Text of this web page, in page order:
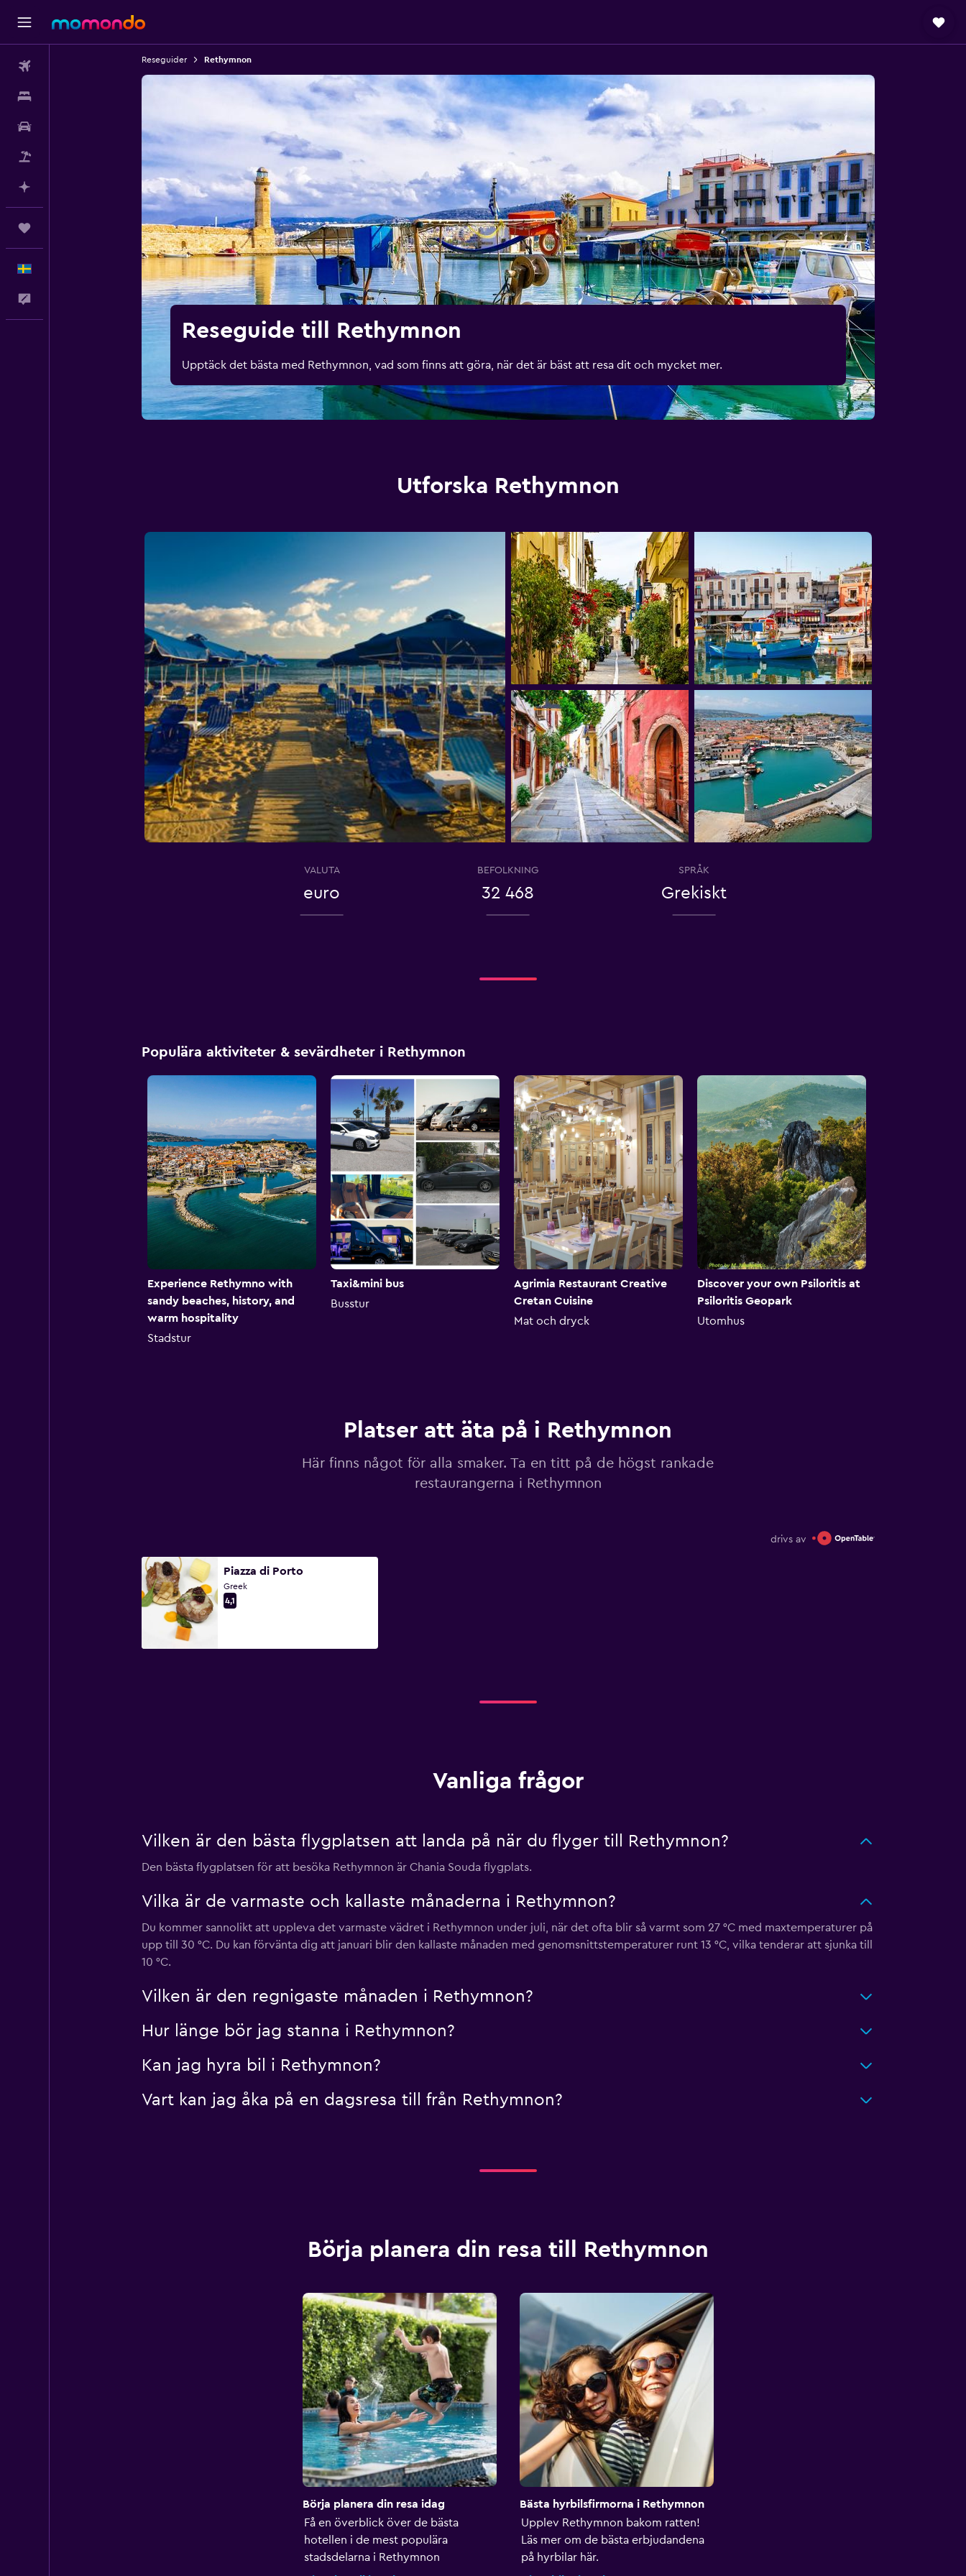
Reseguider Rethymnon
Reseguide till Rethymnon
Upptäck det bästa med Rethymnon, vad som finns att göra, när det är bäst att resa dit och mycket mer.
Utforska Rethymnon
VALUTA
euro
BEFOLKNING
32 468
SPRÅK
Grekiskt
Populära aktiviteter & sevärdheter i Rethymnon
Experience Rethymno with
sandy beaches, history, and
warm hospitality
Stadstur
Taxi&mini bus
Busstur
Agrimia Restaurant Creative
Cretan Cuisine
Mat och dryck
Discover your own Psiloritis at
Psiloritis Geopark
Utomhus
Platser att äta på i Rethymnon
Här finns något för alla smaker. Ta en titt på de högst rankade
restaurangerna i Rethymnon
drivs av
Piazza di Porto
Greek
4,1
Vanliga frågor
Vilken är den bästa flygplatsen att landa på när du flyger till Rethymnon?
Den bästa flygplatsen för att besöka Rethymnon är Chania Souda flygplats.
Vilka är de varmaste och kallaste månaderna i Rethymnon?
Du kommer sannolikt att uppleva det varmaste vädret i Rethymnon under juli, när det ofta blir så varmt som 27 °C med maxtemperaturer på
upp till 30 °C. Du kan förvänta dig att januari blir den kallaste månaden med genomsnittstemperaturer runt 13 °C, vilka tenderar att sjunka till
10 °C.
Vilken är den regnigaste månaden i Rethymnon?
Hur länge bör jag stanna i Rethymnon?
Kan jag hyra bil i Rethymnon?
Vart kan jag åka på en dagsresa till från Rethymnon?
Börja planera din resa till Rethymnon
Börja planera din resa idag
Få en överblick över de bästa
hotellen i de mest populära
stadsdelarna i Rethymnon
Bästa hyrbilsfirmorna i Rethymnon
Upplev Rethymnon bakom ratten!
Läs mer om de bästa erbjudandena
på hyrbilar här.